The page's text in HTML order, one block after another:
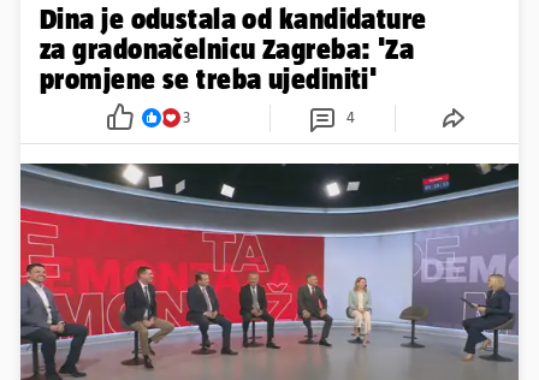
Dina je odustala od kandidature
za gradonačelnicu Zagreba: 'Za
promjene se treba ujediniti'
3 4